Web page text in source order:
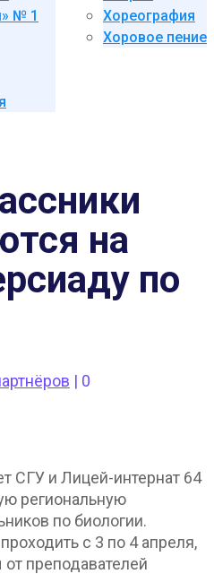
№ 1
Хореография
Хоровое пение
на
по
| 0
СГУ и Лицей-интернат 64
региональную
по биологии.
с 3 по 4 апреля,
преподавателей